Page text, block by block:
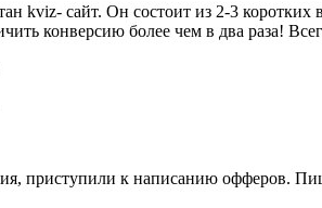
kviz- сайт. Он состоит из 2-3 коротких
конверсию более чем в два раза!
приступили к написанию офферов.